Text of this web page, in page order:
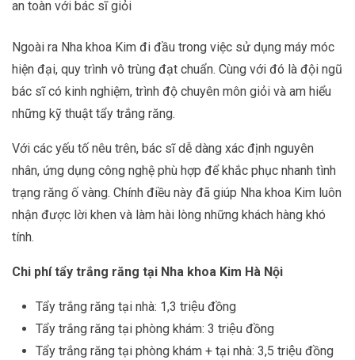
an toàn với bác sĩ giỏi
Ngoài ra Nha khoa Kim đi đầu trong việc sử dụng máy móc
hiện đại, quy trình vô trùng đạt chuẩn. Cùng với đó là đội ngũ
bác sĩ có kinh nghiệm, trình độ chuyên môn giỏi và am hiểu
những kỹ thuật tẩy trắng răng.
Với các yếu tố nêu trên, bác sĩ dễ dàng xác định nguyên
nhân, ứng dụng công nghệ phù hợp để khắc phục nhanh tình
trạng răng ố vàng. Chính điều này đã giúp Nha khoa Kim luôn
nhận được lời khen và làm hài lòng những khách hàng khó
tính.
Chi phí tẩy trắng răng tại Nha khoa Kim Hà Nội
Tẩy trắng răng tại nhà: 1,3 triệu đồng
Tẩy trắng răng tại phòng khám: 3 triệu đồng
Tẩy trắng răng tại phòng khám + tại nhà: 3,5 triệu đồng